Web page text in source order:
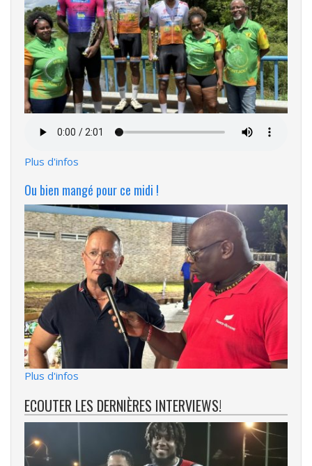
audio
Plus d'infos
Ou bien mangé pour ce midi !
Plus d'infos
ECOUTER LES DERNIÈRES INTERVIEWS!